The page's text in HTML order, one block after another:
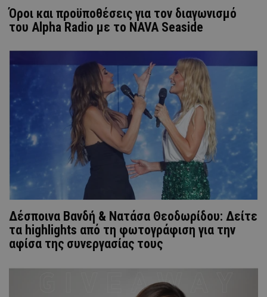
Όροι και προϋποθέσεις για τον διαγωνισμό
του Alpha Radio με το NAVA Seaside
Δέσποινα Βανδή & Νατάσα Θεοδωρίδου: Δείτε
τα highlights από τη φωτογράφιση για την
αφίσα της συνεργασίας τους